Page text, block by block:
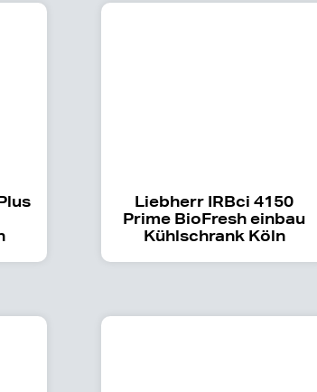
Liebherr IRBci 4150
Prime BioFresh einbau
Kühlschrank Köln